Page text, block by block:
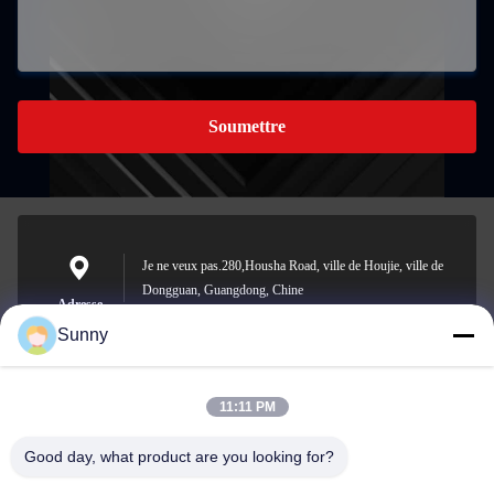
Soumettre
Adresse
Je ne veux pas.280,Housha Road, ville de Houjie, ville de
Dongguan, Guangdong, Chine
E-mail
sunny.xu@woolsche.com
Sunny
11:11 PM
Good day, what product are you looking for?